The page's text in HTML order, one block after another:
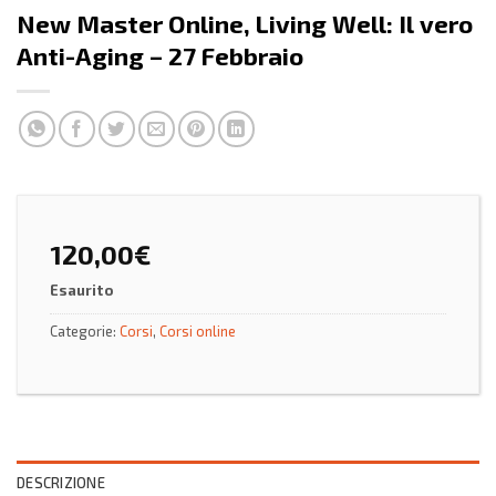
New Master Online, Living Well: Il vero
Anti-Aging – 27 Febbraio
120,00€
Esaurito
Categorie: Corsi, Corsi online
DESCRIZIONE